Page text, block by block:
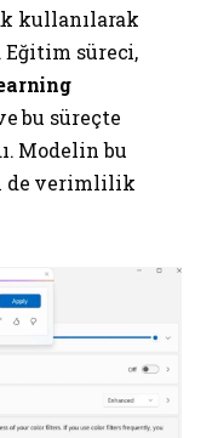
kullanılarak
Eğitim süreci,
bu süreçte
Modelin bu
de verimlilik